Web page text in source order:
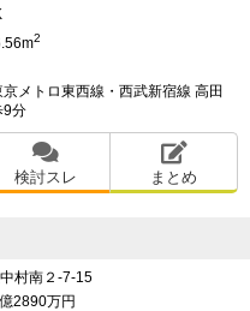
2
メトロ東西線・西武新宿線 高田
分
検討スレ まとめ
村南２-7-15
2890万円